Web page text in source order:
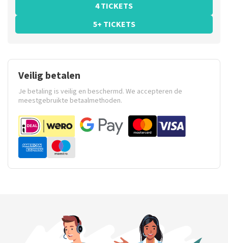
4 TICKETS
5+ TICKETS
Veilig betalen
Je betaling is veilig en beschermd. We accepteren de
meestgebruikte betaalmethoden.